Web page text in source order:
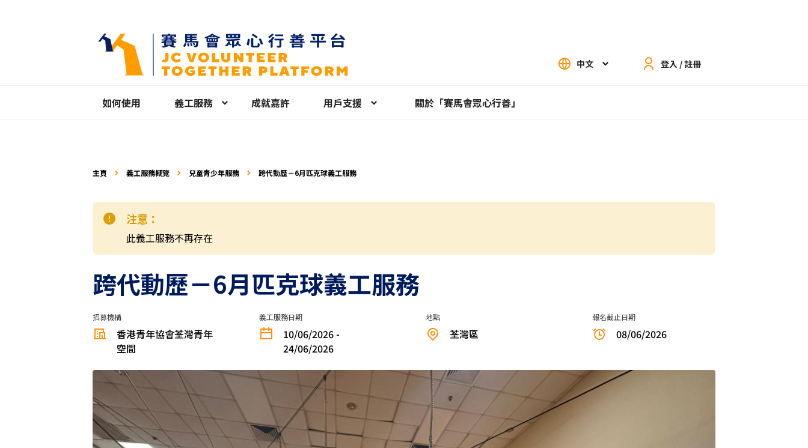
中文 登入 / 註冊
如何使用 義工服務 成就嘉許 用戶支援 關於「賽馬會眾心行善」
主頁 義工服務概覽 兒童青少年服務 跨代動歷－6月匹克球義工服務
注意：
此義工服務不再存在
跨代動歷－6月匹克球義工服務
招募機構
香港青年協會荃灣青年
空間
義工服務日期
10/06/2026 -
24/06/2026
地點
荃灣區
報名截止日期
08/06/2026